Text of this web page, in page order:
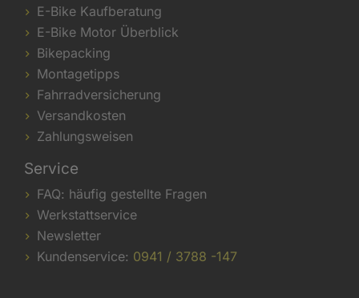
E-Bike Kaufberatung
E-Bike Motor Überblick
Bikepacking
Montagetipps
Fahrradversicherung
Versandkosten
Zahlungsweisen
Service
FAQ: häufig gestellte Fragen
Werkstattservice
Newsletter
Kundenservice: 0941 / 3788 -147